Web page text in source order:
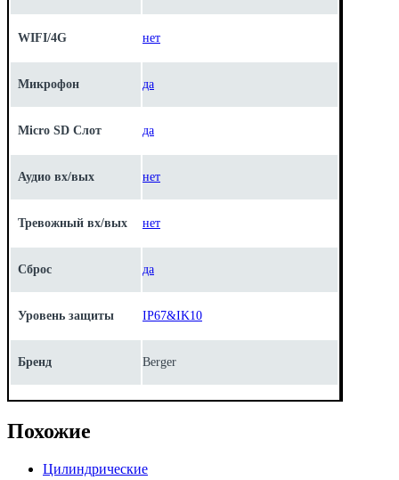
WIFI/4G нет
Микрофон да
Micro SD Слот да
Аудио вх/вых нет
Тревожный вх/вых нет
Сброс да
Уровень защиты IP67&IK10
Бренд Berger
Похожие
Цилиндрические